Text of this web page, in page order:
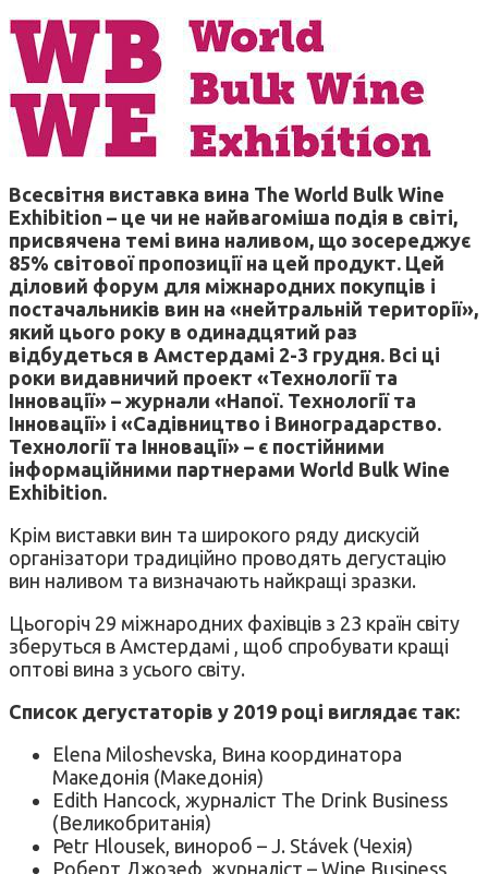
Всесвітня виставка вина The World Bulk Wine
Exhibition – це чи не найвагоміша подія в світі,
присвячена темі вина наливом, що зосереджує
85% світової пропозиції на цей продукт. Цей
діловий форум для міжнародних покупців і
постачальників вин на «нейтральній території»,
який цього року в одинадцятий раз
відбудеться в Амстердамі 2-3 грудня. Всі ці
роки видавничий проект «Технології та
Інновації» – журнали «Напої. Технології та
Інновації» і «Садівництво і Виноградарство.
Технології та Інновації» – є постійними
інформаційними партнерами World Bulk Wine
Exhibition.
Крім виставки вин та широкого ряду дискусій
організатори традиційно проводять дегустацію
вин наливом та визначають найкращі зразки.
Цьогоріч 29 міжнародних фахівців з 23 країн світу
зберуться в Амстердамі , щоб спробувати кращі
оптові вина з усього світу.
Список дегустаторів у 2019 році виглядає так:
Elena Miloshevska, Вина координатора
Македонія (Македонія)
Edith Hancock, журналіст The Drink Business
(Великобританія)
Petr Hlousek, винороб – J. Stávek (Чехія)
Роберт Джозеф, журналіст – Wine Business